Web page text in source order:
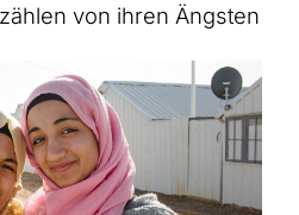
von ihren Ängsten